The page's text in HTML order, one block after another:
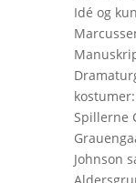
Idé og
Spillerne
Johnson